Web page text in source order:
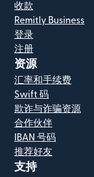
收款
Remitly Business
登录
注册
资源
汇率和手续费
Swift 码
欺诈与诈骗资源
合作伙伴
IBAN 号码
推荐好友
支持